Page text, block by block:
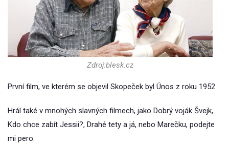
Zdroj:blesk.cz
První film, ve kterém se objevil Skopeček byl Únos z roku 1952.
Hrál také v mnohých slavných filmech, jako Dobrý voják Švejk,
Kdo chce zabít Jessii?, Drahé tety a já, nebo Marečku, podejte
mi pero.